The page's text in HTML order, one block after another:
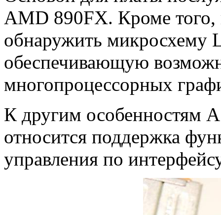
AMD 890FX. Кроме того,
обнаружить микросхему
обеспечивающую
многопроцессорных
К другим особенностям
относится поддержка
управления по